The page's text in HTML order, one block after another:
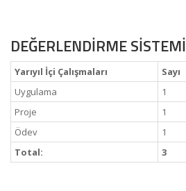
DEĞERLENDİRME SİSTEMİ
Yarıyıl İçi Çalışmaları Sayı
Uygulama
1
Proje
1
Ödev
1
Total:
3